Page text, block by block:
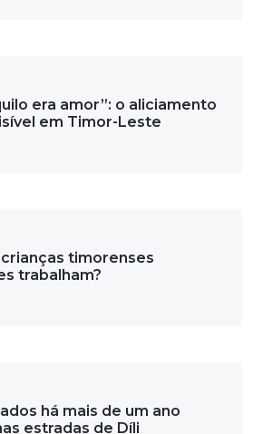
era amor”: o aliciamento
em Timor-Leste
timorenses
trabalham?
há mais de um ano
estradas de Díli